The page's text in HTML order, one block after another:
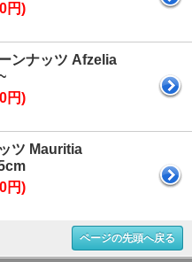
円)
ンナッツ Afzelia
円)
ツ Mauritia
円)
ページの先頭へ戻る